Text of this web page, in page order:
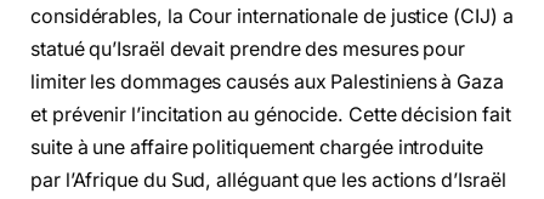
considérables, la Cour internationale de justice (CIJ) a
statué qu’Israël devait prendre des mesures pour
limiter les dommages causés aux Palestiniens à Gaza
et prévenir l’incitation au génocide. Cette décision fait
suite à une affaire politiquement chargée introduite
par l’Afrique du Sud, alléguant que les actions d’Israël